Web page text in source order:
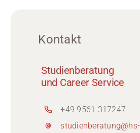
Kontakt
Studienberatung
und Career Service
+49 9561 317247
studienberatung@hs-